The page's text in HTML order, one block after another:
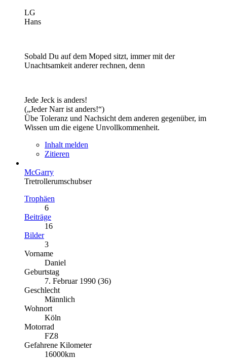
LG
Hans
Sobald Du auf dem Moped sitzt, immer mit der
Unachtsamkeit anderer rechnen, denn
Jede Jeck is anders!
(„Jeder Narr ist anders!“)
Übe Toleranz und Nachsicht dem anderen gegenüber, im
Wissen um die eigene Unvollkommenheit.
Inhalt melden
Zitieren
McGarry
Tretrollerumschubser
Trophäen
6
Beiträge
16
Bilder
3
Vorname
Daniel
Geburtstag
7. Februar 1990 (36)
Geschlecht
Männlich
Wohnort
Köln
Motorrad
FZ8
Gefahrene Kilometer
16000km